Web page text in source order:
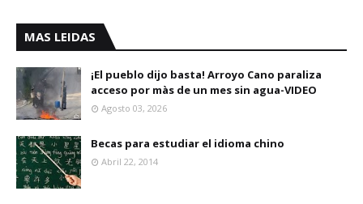
MAS LEIDAS
¡El pueblo dijo basta! Arroyo Cano paraliza
acceso por màs de un mes sin agua-VIDEO
Agosto 03, 2026
Becas para estudiar el idioma chino
Abril 22, 2014